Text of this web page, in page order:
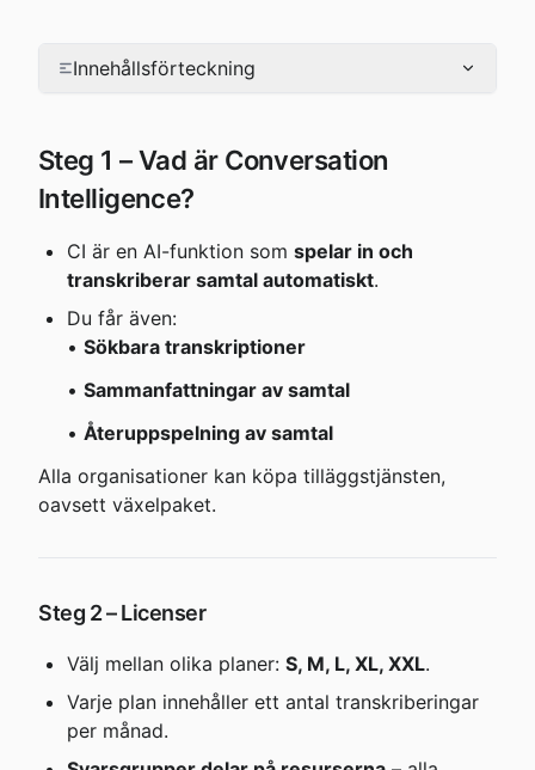
Innehållsförteckning
Steg 1 – Vad är Conversation
Intelligence?
CI är en AI-funktion som spelar in och
transkriberar samtal automatiskt.
Du får även:
• Sökbara transkriptioner
• Sammanfattningar av samtal
• Återuppspelning av samtal
Alla organisationer kan köpa tilläggstjänsten,
oavsett växelpaket.
Steg 2 – Licenser
Välj mellan olika planer: S, M, L, XL, XXL.
Varje plan innehåller ett antal transkriberingar
per månad.